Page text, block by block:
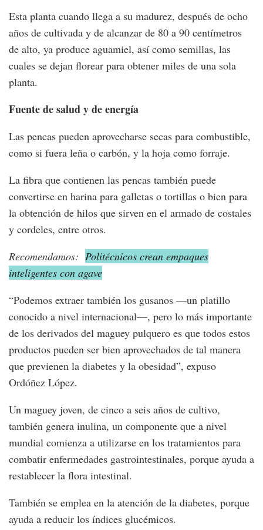
Esta planta cuando llega a su madurez, después de ocho
años de cultivada y de alcanzar de 80 a 90 centímetros
de alto, ya produce aguamiel, así como semillas, las
cuales se dejan florear para obtener miles de una sola
planta.
Fuente de salud y de energía
Las pencas pueden aprovecharse secas para combustible,
como si fuera leña o carbón, y la hoja como forraje.
La fibra que contienen las pencas también puede
convertirse en harina para galletas o tortillas o bien para
la obtención de hilos que sirven en el armado de costales
y cordeles, entre otros.
Recomendamos: Politécnicos crean empaques
inteligentes con agave
“Podemos extraer también los gusanos —un platillo
conocido a nivel internacional—, pero lo más importante
de los derivados del maguey pulquero es que todos estos
productos pueden ser bien aprovechados de tal manera
que previenen la diabetes y la obesidad”, expuso
Ordóñez López.
Un maguey joven, de cinco a seis años de cultivo,
también genera inulina, un componente que a nivel
mundial comienza a utilizarse en los tratamientos para
combatir enfermedades gastrointestinales, porque ayuda a
restablecer la flora intestinal.
También se emplea en la atención de la diabetes, porque
ayuda a reducir los índices glucémicos.